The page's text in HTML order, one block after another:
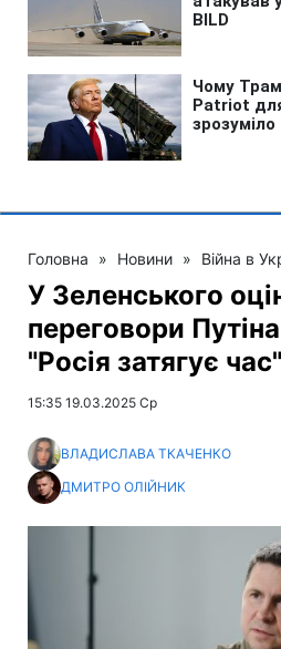
Головна » Новини » Війна в
У Зеленського
переговори
"Росія затягує час"
15:35 19.03.2025 Ср
ВЛАДИСЛАВА ТКАЧЕНКО
ДМИТРО ОЛІЙНИК